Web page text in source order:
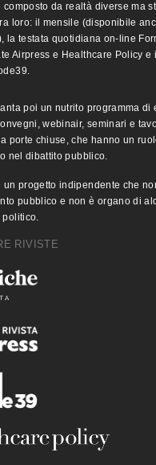
composto da realtà diverse ma
loro: il mensile (disponibile
la testata quotidiana on-line
Airpress e Healthcare Policy e
poi un nutrito programma di
webinair, seminari e
porte chiuse, che hanno un
nel dibattito pubblico.
un progetto indipendente che
pubblico e non è organo di
politico.
RIVISTE